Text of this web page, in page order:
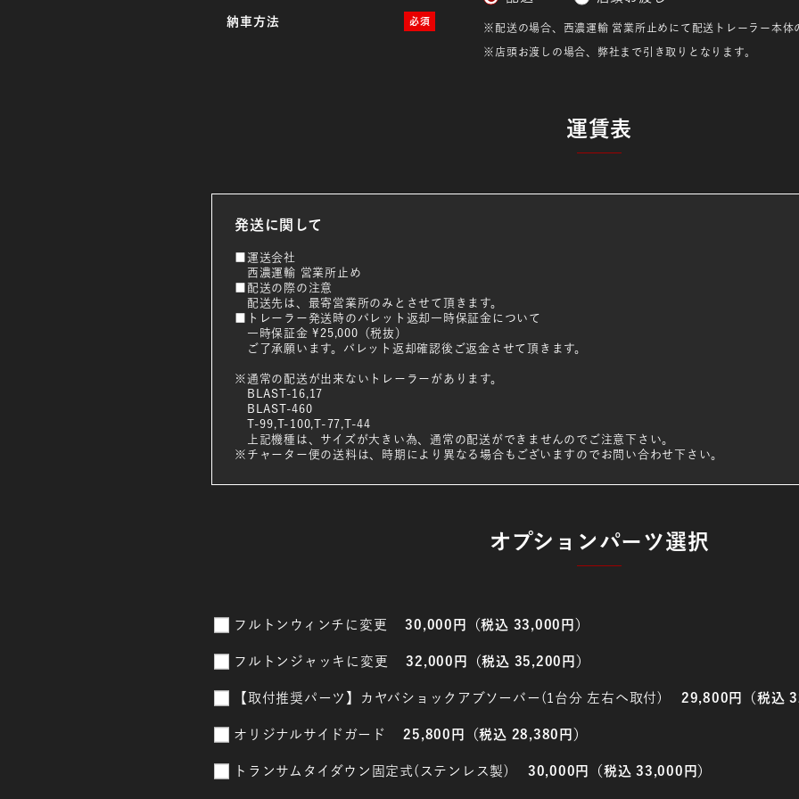
納車方法 ※配送の場合、西濃運輸 営業所止めにて配送 トレーラー本体
※店頭お渡しの場合、弊社まで引き取りとなります。
運賃表
発送に関して
■運送会社
西濃運輸 営業所止め
■配送の際の注意
配送先は、最寄営業所のみとさせて頂きます。
■トレーラー発送時のパレット返却一時保証金について
一時保証金 ¥25,000（税抜）
ご了承願います。パレット返却確認後ご返金させて頂きます。
※通常の配送が出来ないトレーラーがあります。
BLAST-16,17
BLAST-460
T-99,T-100,T-77,T-44
上記機種は、サイズが大きい為、通常の配送ができませんのでご注意下さい。
※チャーター便の送料は、時期により異なる場合もございますのでお問い合わせ下さい。
オプションパーツ選択
フルトンウィンチに変更 30,000円（税込 33,000円）
フルトンジャッキに変更 32,000円（税込 35,200円）
【取付推奨パーツ】カヤバショックアブソーバー(1台分 左右へ取付) 29,800円（税込
オリジナルサイドガード 25,800円（税込 28,380円）
トランサムタイダウン固定式(ステンレス製) 30,000円（税込 33,000円）